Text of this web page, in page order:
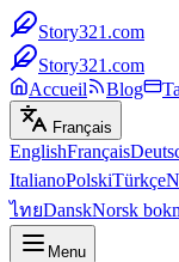
Story321.com
Story321.com
Accueil
Blog
Français
EnglishFrançais
ItalianoPolskiTürkçe
ไทยDanskNorsk
Menu